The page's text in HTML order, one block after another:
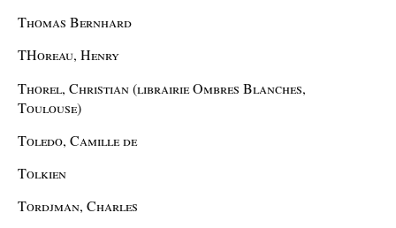
Thomas Bernhard
THoreau, Henry
Thorel, Christian (librairie Ombres Blanches,
Toulouse)
Toledo, Camille de
Tolkien
Tordjman, Charles